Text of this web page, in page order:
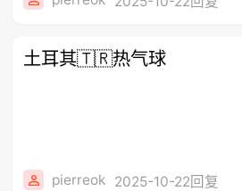
土耳其🇹🇷热气球
pierreok 2025-10-22回复